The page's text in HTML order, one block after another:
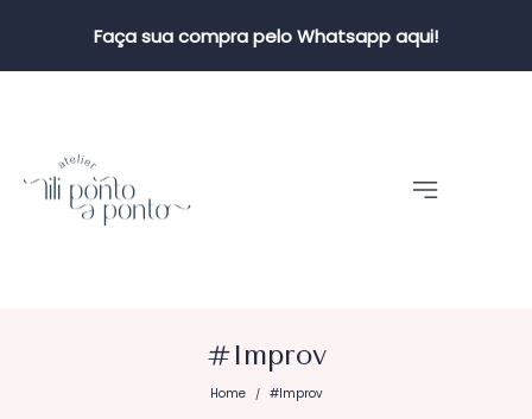
Faça sua compra pelo Whatsapp aqui!
#Improv
Home / #Improv